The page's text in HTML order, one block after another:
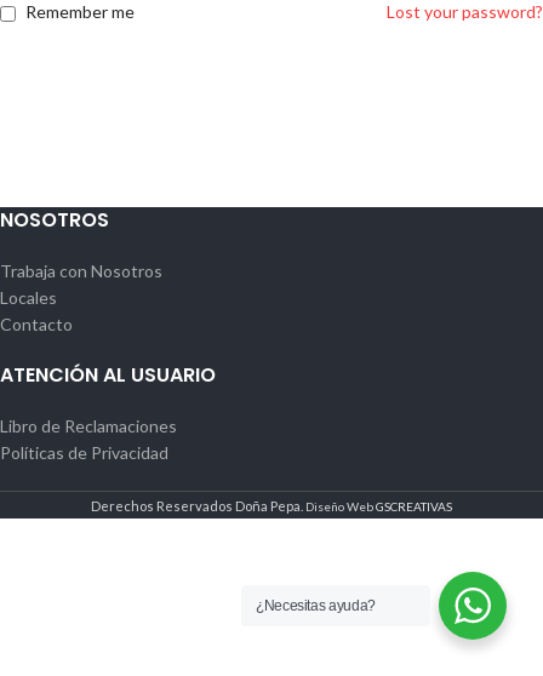
Lost your password?
Remember me
NOSOTROS
Trabaja con Nosotros
Locales
Contacto
ATENCIÓN AL USUARIO
Libro de Reclamaciones
Políticas de Privacidad
Derechos Reservados Doña Pepa. Diseño WebGSCREATIVAS
¿Necesitas ayuda?